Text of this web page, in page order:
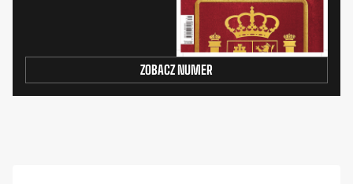
ZOBACZ NUMER